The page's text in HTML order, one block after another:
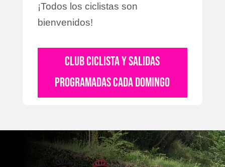
¡Todos los ciclistas son
bienvenidos!
CLUB CICLISTA Y SALIDAS
PROGRAMADAS CADA DOMINGO